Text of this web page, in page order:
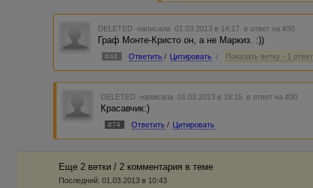
DELETED написала 01.03.2013 в 14:17 в ответ на #30
Граф Монте-Кристо он, а не Маркиз. :))
#44 Ответить / Цитировать / Показать ветку - 1 ответ
DELETED написала 01.03.2013 в 18:15 в ответ на #30
Красавчик:)
#74 Ответить / Цитировать
Еще 2 ветки / 2 комментария в темe
Последний: 01.03.2013 в 10:43